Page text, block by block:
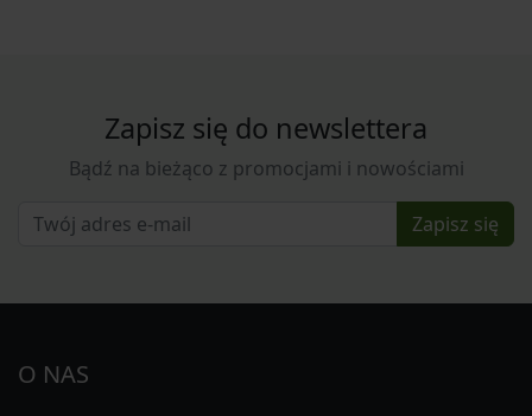
Zapisz się do newslettera
Bądź na bieżąco z promocjami i nowościami
Zapisz się
O NAS